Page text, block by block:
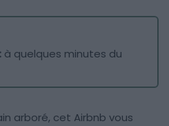
à quelques minutes du
arboré, cet Airbnb vous